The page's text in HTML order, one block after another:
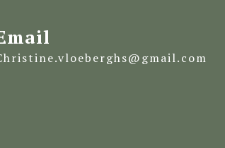
christine.vloeberghs@gmail.com